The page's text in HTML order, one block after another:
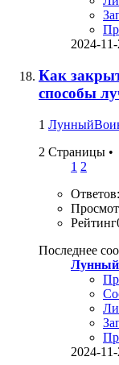
2024-
Как
способы
1
2 Страницы •
1 2
Последнее
2024-